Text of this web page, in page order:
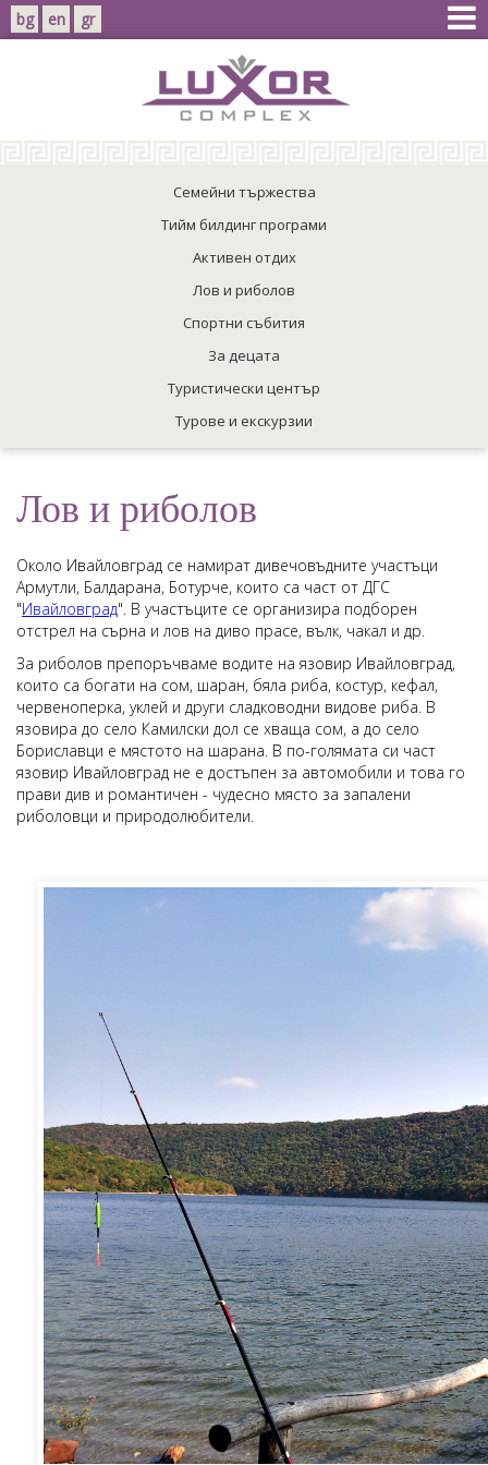
bg en gr
Семейни тържества
Тийм билдинг програми
Активен отдих
Лов и риболов
Спортни събития
За децата
Туристически център
Турове и екскурзии
Лов и риболов
Около Ивайловград се намират дивечовъдните участъци
Армутли, Балдарана, Ботурче, които са част от ДГС
"Ивайловград". В участъците се организира подборен
отстрел на сърна и лов на диво прасе, вълк, чакал и др.
За риболов препоръчваме водите на язовир Ивайловград,
които са богати на сом, шаран, бяла риба, костур, кефал,
червеноперка, уклей и други сладководни видове риба. В
язовира до село Камилски дол се хваща сом, а до село
Бориславци е мястото на шарана. В по-голямата си част
язовир Ивайловград не е достъпен за автомобили и това го
прави див и романтичен - чудесно място за запалени
риболовци и природолюбители.